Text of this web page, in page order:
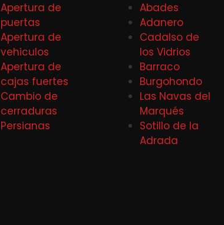
Apertura de
puertas
Apertura de
vehiculos
Apertura de
cajas fuertes
Cambio de
cerraduras
Persianas
Abades
Adanero
Cadalso de
los Vidrios
Barraco
Burgohondo
Las Navas del
Marqués
Sotillo de la
Adrada